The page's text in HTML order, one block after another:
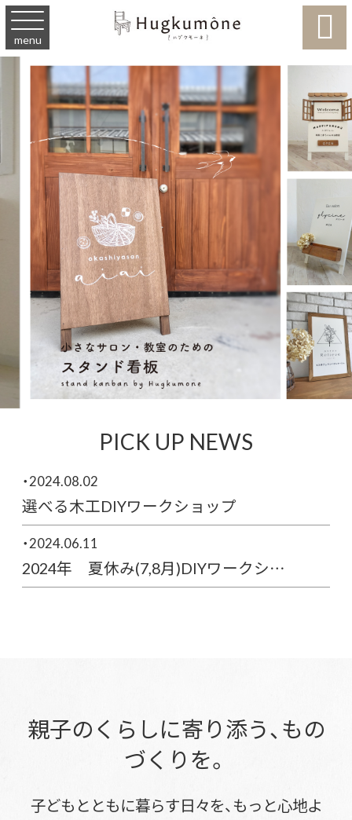
menu 
PICK UP NEWS
・2024.08.02
選べる木工DIYワークショップ
・2024.06.11
2024年 夏休み(7,8月)DIYワークシ…
親子のくらしに寄り添う、もの
づくりを。
子どもとともに暮らす日々を、もっと心地よ